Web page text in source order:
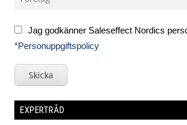
Jag godkänner Saleseffect Nordics
*Personuppgiftspolicy
Skicka
EXPERTRÅD